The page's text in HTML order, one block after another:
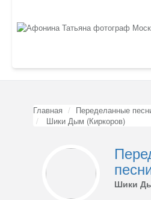
Главная
Переделанные
Шики Дым (Киркоров)
Шики